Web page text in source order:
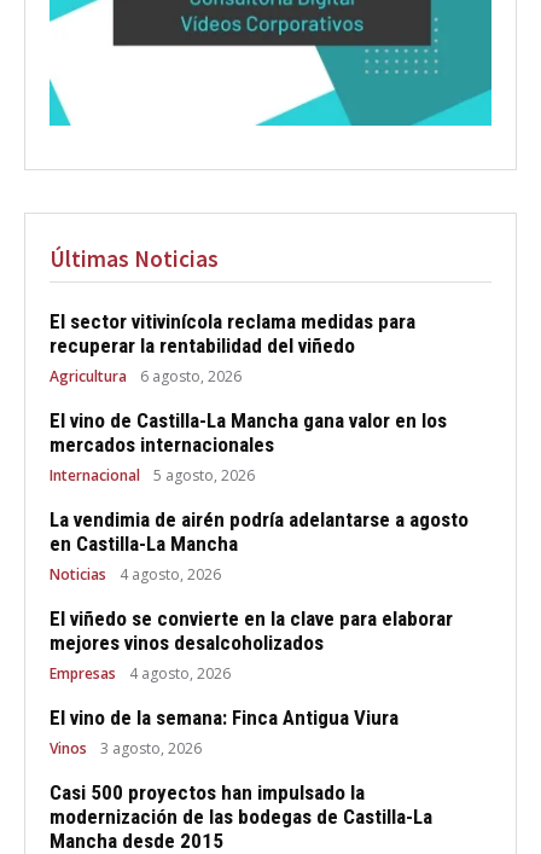
Últimas Noticias
El sector vitivinícola reclama medidas para
recuperar la rentabilidad del viñedo
Agricultura 6 agosto, 2026
El vino de Castilla-La Mancha gana valor en los
mercados internacionales
Internacional 5 agosto, 2026
La vendimia de airén podría adelantarse a agosto
en Castilla-La Mancha
Noticias 4 agosto, 2026
El viñedo se convierte en la clave para elaborar
mejores vinos desalcoholizados
Empresas 4 agosto, 2026
El vino de la semana: Finca Antigua Viura
Vinos 3 agosto, 2026
Casi 500 proyectos han impulsado la
modernización de las bodegas de Castilla-La
Mancha desde 2015